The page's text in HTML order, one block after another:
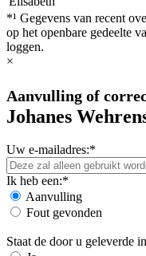
*¹ Gegevens van recent
op het openbare gedeelte
loggen.
×
Aanvulling of
Johanes
Uw e-mailadres:*
Ik heb een:*
Aanvulling
Fout gevonden
Staat de door u geleverde